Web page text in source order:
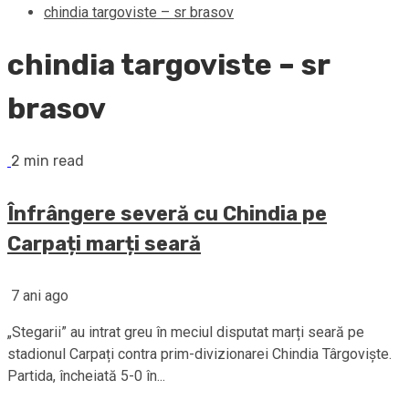
chindia targoviste – sr brasov
chindia targoviste – sr
brasov
2 min read
Înfrângere severă cu Chindia pe
Carpați marți seară
7 ani ago
„Stegarii” au intrat greu în meciul disputat marți seară pe
stadionul Carpați contra prim-divizionarei Chindia Târgoviște.
Partida, încheiată 5-0 în...